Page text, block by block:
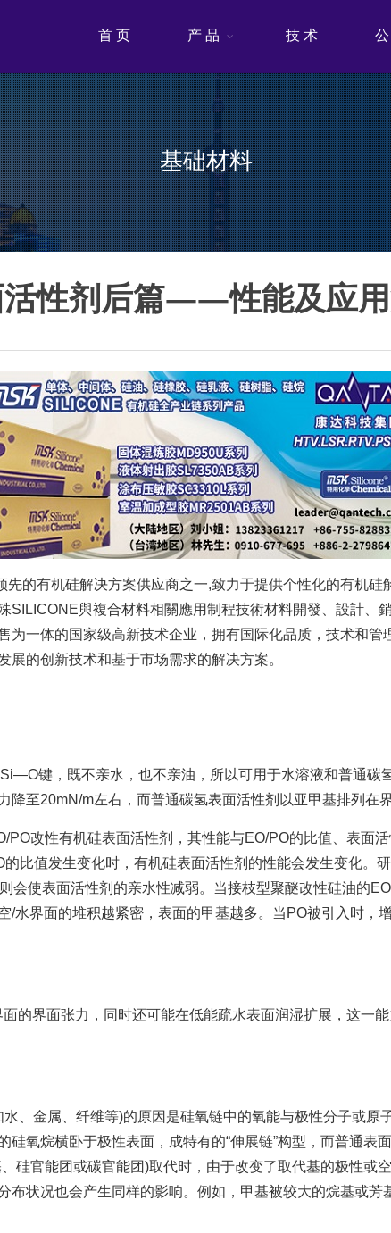
首 页 产 品 技 术 公
基础材料
性剂后篇——性能及应
有机硅解决方案供应商之一,致力于提供个性化的有机硅
SILICONE與複合材料相關應用制程技術材料開發、設計、
为一体的国家级高新技术企业，拥有国际化品质，技术和
的创新技术和基于市场需求的解决方案。
键，既不亲水，也不亲油，所以可用于水溶液和普通碳
至20mN/m左右，而普通碳氢表面活性剂以亚甲基排列在
改性有机硅表面活性剂，其性能与EO/PO的比值、表面
比值发生变化时，有机硅表面活性剂的性能会发生变化。
会使表面活性剂的亲水性减弱。当接枝型聚醚改性硅油的
/水界面的堆积越紧密，表面的甲基越多。当PO被引入时，
界面张力，同时还可能在低能疏水表面润湿扩展，这一能
金属、纤维等)的原因是硅氧链中的氧能与极性分子或原
氧烷横卧于极性表面，成特有的“伸展链”构型，而普通表
硅官能团或碳官能团)取代时，由于改变了取代基的极性或
布状况也会产生同样的影响。例如，甲基被较大的烷基或